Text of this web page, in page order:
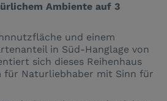
Ambiente auf 3
und einem
in Süd-Hanglage von
sich dieses Reihenhaus
für Naturliebhaber mit Sinn für